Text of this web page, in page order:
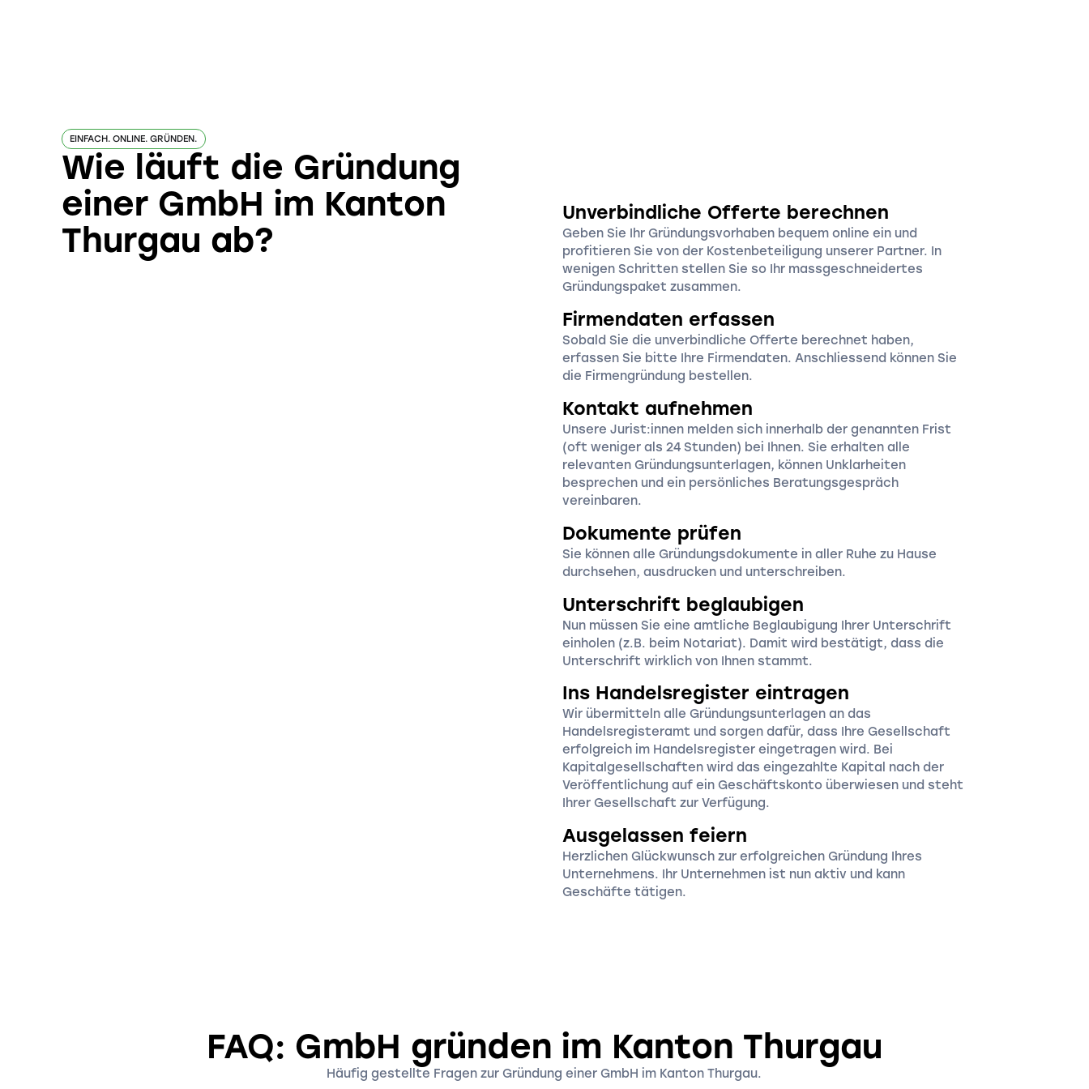
EINFACH. ONLINE. GRÜNDEN.
Wie läuft die Gründung
einer GmbH im Kanton
Thurgau ab?
Unverbindliche Offerte berechnen
Geben Sie Ihr Gründungsvorhaben bequem online ein und
profitieren Sie von der Kostenbeteiligung unserer Partner. In
wenigen Schritten stellen Sie so Ihr massgeschneidertes
Gründungspaket zusammen.
Firmendaten erfassen
Sobald Sie die unverbindliche Offerte berechnet haben,
erfassen Sie bitte Ihre Firmendaten. Anschliessend können Sie
die Firmengründung bestellen.
Kontakt aufnehmen
Unsere Jurist:innen melden sich innerhalb der genannten Frist
(oft weniger als 24 Stunden) bei Ihnen. Sie erhalten alle
relevanten Gründungsunterlagen, können Unklarheiten
besprechen und ein persönliches Beratungsgespräch
vereinbaren.
Dokumente prüfen
Sie können alle Gründungsdokumente in aller Ruhe zu Hause
durchsehen, ausdrucken und unterschreiben.
Unterschrift beglaubigen
Nun müssen Sie eine amtliche Beglaubigung Ihrer Unterschrift
einholen (z.B. beim Notariat). Damit wird bestätigt, dass die
Unterschrift wirklich von Ihnen stammt.
Ins Handelsregister eintragen
Wir übermitteln alle Gründungsunterlagen an das
Handelsregisteramt und sorgen dafür, dass Ihre Gesellschaft
erfolgreich im Handelsregister eingetragen wird. Bei
Kapitalgesellschaften wird das eingezahlte Kapital nach der
Veröffentlichung auf ein Geschäftskonto überwiesen und steht
Ihrer Gesellschaft zur Verfügung.
Ausgelassen feiern
Herzlichen Glückwunsch zur erfolgreichen Gründung Ihres
Unternehmens. Ihr Unternehmen ist nun aktiv und kann
Geschäfte tätigen.
FAQ: GmbH gründen im Kanton Thurgau
Häufig gestellte Fragen zur Gründung einer GmbH im Kanton Thurgau.